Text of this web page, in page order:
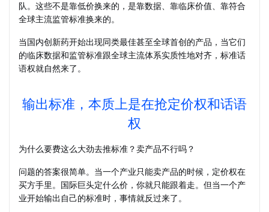
队。这些不是靠低价换来的，是靠数据、靠临床价值、靠符合
全球主流监管标准换来的。
当国内创新药开始出现同类最佳甚至全球首创的产品，当它们
的临床数据和监管标准跟全球主流体系实质性地对齐，标准话
语权就自然来了。
输出标准，本质上是在抢定价权和话语
权
为什么要费这么大劲去推标准？卖产品不行吗？
问题的答案很简单。当一个产业只能卖产品的时候，定价权在
买方手里。国际巨头定什么价，你就只能跟着走。但当一个产
业开始输出自己的标准时，事情就反过来了。